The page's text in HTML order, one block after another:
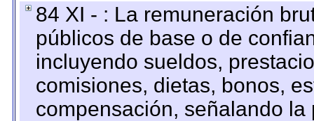
84 XI - : La remuneración
públicos de base o de
incluyendo sueldos,
comisiones, dietas, bonos,
compensación, señalando